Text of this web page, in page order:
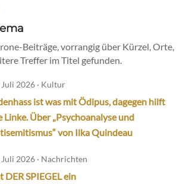
Beiträge, vorrangig über Kürzel, Orte,
Treffer im Titel gefunden.
Juli 2026 · Kultur
ist was mit Ödipus, dagegen hilft
Linke. Über „Psychoanalyse und
von Ilka Quindeau
Juli 2026 · Nachrichten
DER SPIEGEL ein